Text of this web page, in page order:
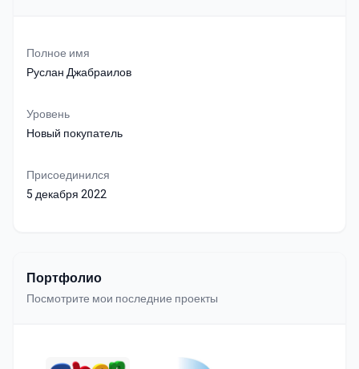
Полное имя
Руслан Джабраилов
Уровень
Новый покупатель
Присоединился
5 декабря 2022
Портфолио
Посмотрите мои последние проекты